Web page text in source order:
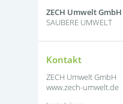
ZECH Umwelt GmbH
SAUBERE UMWELT
Kontakt
ZECH Umwelt GmbH
www.zech-umwelt.de